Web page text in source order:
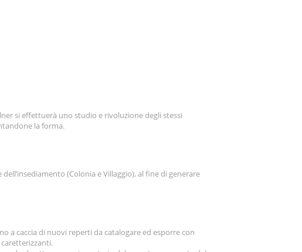
si effettuerà uno studio e rivoluzione degli stessi
la forma.
(Colonia e Villaggio), al fine di generare
a caccia di nuovi reperti da catalogare ed esporre con